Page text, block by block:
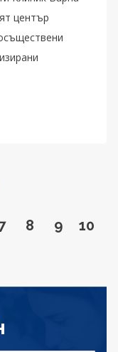
център
pageto page
Go to page
8 Go to
9 Go
10
to next page